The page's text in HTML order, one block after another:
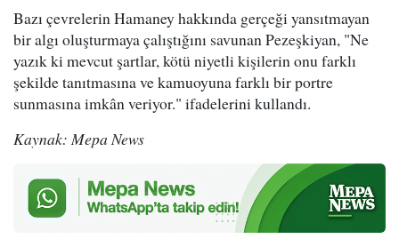
Bazı çevrelerin Hamaney hakkında gerçeği yansıtmayan
bir algı oluşturmaya çalıştığını savunan Pezeşkiyan, "Ne
yazık ki mevcut şartlar, kötü niyetli kişilerin onu farklı
şekilde tanıtmasına ve kamuoyuna farklı bir portre
sunmasına imkân veriyor." ifadelerini kullandı.
Kaynak: Mepa News